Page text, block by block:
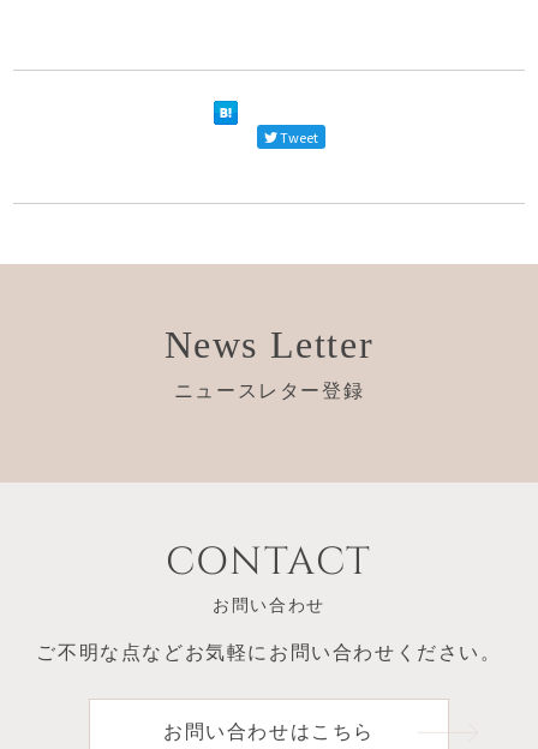
Tweet
News Letter
ニュースレター登録
CONTACT
お問い合わせ
ご不明な点などお気軽にお問い合わせください。
お問い合わせはこちら